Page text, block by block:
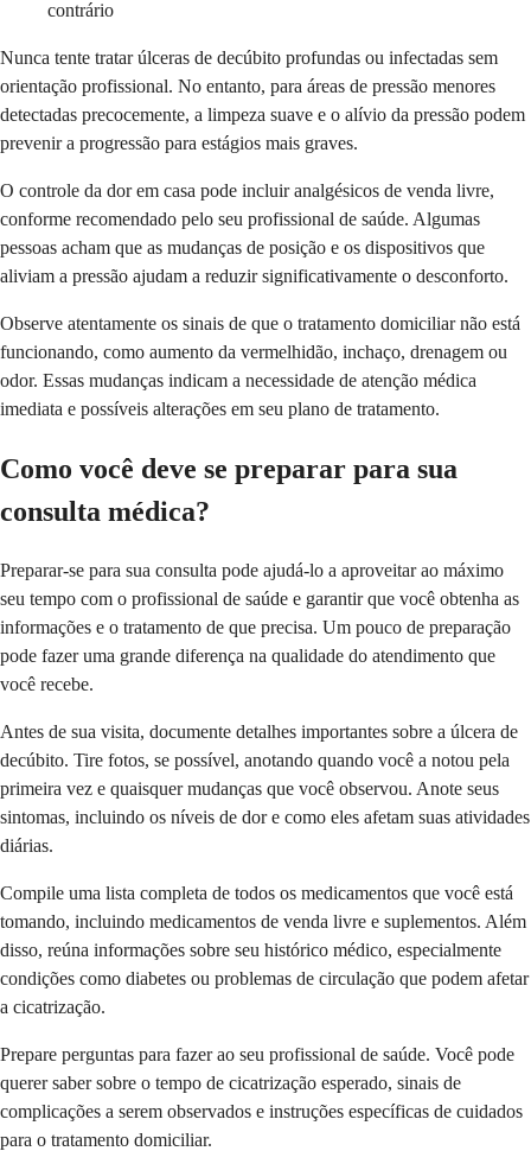
contrário
Nunca tente tratar úlceras de decúbito profundas ou infectadas sem
orientação profissional. No entanto, para áreas de pressão menores
detectadas precocemente, a limpeza suave e o alívio da pressão podem
prevenir a progressão para estágios mais graves.
O controle da dor em casa pode incluir analgésicos de venda livre,
conforme recomendado pelo seu profissional de saúde. Algumas
pessoas acham que as mudanças de posição e os dispositivos que
aliviam a pressão ajudam a reduzir significativamente o desconforto.
Observe atentamente os sinais de que o tratamento domiciliar não está
funcionando, como aumento da vermelhidão, inchaço, drenagem ou
odor. Essas mudanças indicam a necessidade de atenção médica
imediata e possíveis alterações em seu plano de tratamento.
Como você deve se preparar para sua
consulta médica?
Preparar-se para sua consulta pode ajudá-lo a aproveitar ao máximo
seu tempo com o profissional de saúde e garantir que você obtenha as
informações e o tratamento de que precisa. Um pouco de preparação
pode fazer uma grande diferença na qualidade do atendimento que
você recebe.
Antes de sua visita, documente detalhes importantes sobre a úlcera de
decúbito. Tire fotos, se possível, anotando quando você a notou pela
primeira vez e quaisquer mudanças que você observou. Anote seus
sintomas, incluindo os níveis de dor e como eles afetam suas atividades
diárias.
Compile uma lista completa de todos os medicamentos que você está
tomando, incluindo medicamentos de venda livre e suplementos. Além
disso, reúna informações sobre seu histórico médico, especialmente
condições como diabetes ou problemas de circulação que podem afetar
a cicatrização.
Prepare perguntas para fazer ao seu profissional de saúde. Você pode
querer saber sobre o tempo de cicatrização esperado, sinais de
complicações a serem observados e instruções específicas de cuidados
para o tratamento domiciliar.